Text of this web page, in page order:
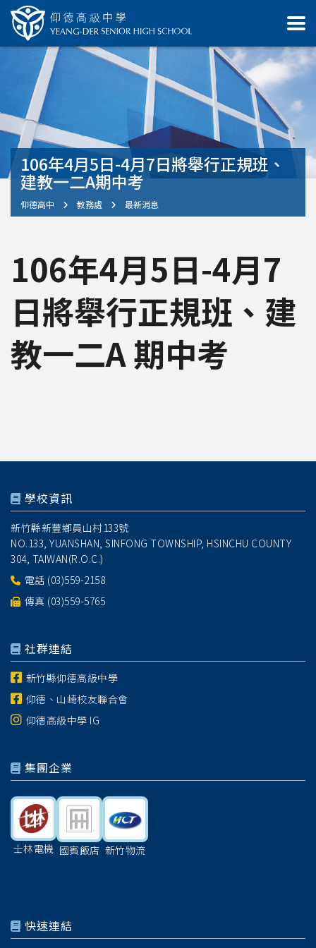
106年4月5日-4月7日將舉行正規班、
建教一二A期中考
仰德高中 教務處 最新消息
106年4月5日-4月7
日將舉行正規班、建
教一二A 期中考
學校資訊
新竹縣新豐鄉員山村133號
NO.133, YUANSHAN, SINFONG TOWNSHIP, HSINCHU COUNTY
304, TAIWAN(R.O.C.)
電話 (03)559-2158
傳真 (03)559-5765
社群連結
新竹縣仰德高級中學
仰德、山崎校友聯合會
仰德高級中學 IG
集團企業
士林電機 國賓飯店 新竹物流
快速連結